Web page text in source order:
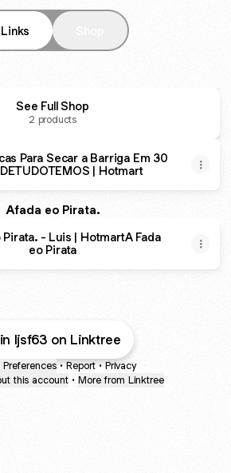
Links
See Full Shop
2 products
Para Secar a Barriga Em 30
| Hotmart
Afada eo Pirata.
Pirata. - Luis | HotmartA Fada
eo Pirata
ljsf63 on Linktree
Preferences • Report • Privacy
this account • More from Linktree